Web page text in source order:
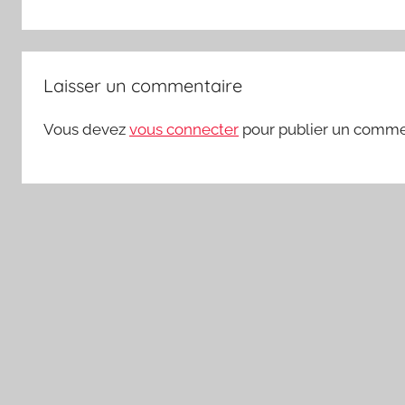
Laisser un commentaire
Vous devez vous connecter pour publier un